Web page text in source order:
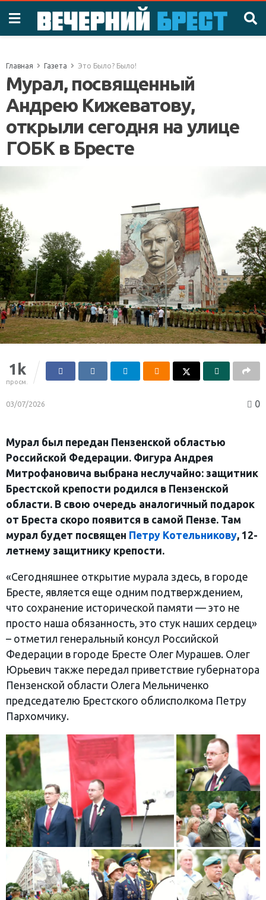
Главная Газета Это Было? Было!
Мурал, посвященный
Андрею Кижеватову,
открыли сегодня на улице
ГОБК в Бресте
1k
просм.
03/07/2026 0
Мурал был передан Пензенской областью
Российской Федерации. Фигура Андрея
Митрофановича выбрана неслучайно: защитник
Брестской крепости родился в Пензенской
области. В свою очередь аналогичный подарок
от Бреста скоро появится в самой Пензе. Там
мурал будет посвящен Петру Котельникову, 12-
летнему защитнику крепости.
‎«Сегодняшнее открытие мурала здесь, в городе
Бресте, является еще одним подтверждением,
что сохранение исторической памяти — это не
просто наша обязанность, это стук наших сердец»
– отметил генеральный консул Российской
Федерации в городе Бресте Олег Мурашев. Олег
Юрьевич также передал приветствие губернатора
Пензенской области Олега Мельниченко
председателю Брестского облисполкома Петру
Пархомчику.